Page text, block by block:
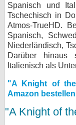
Spanisch und
Tschechisch in
Atmos-TrueHD.
Spanisch,
Niederländisch,
Darüber hinaus
Italienisch als
"A Knight of
Amazon bestellen
"A Knight of